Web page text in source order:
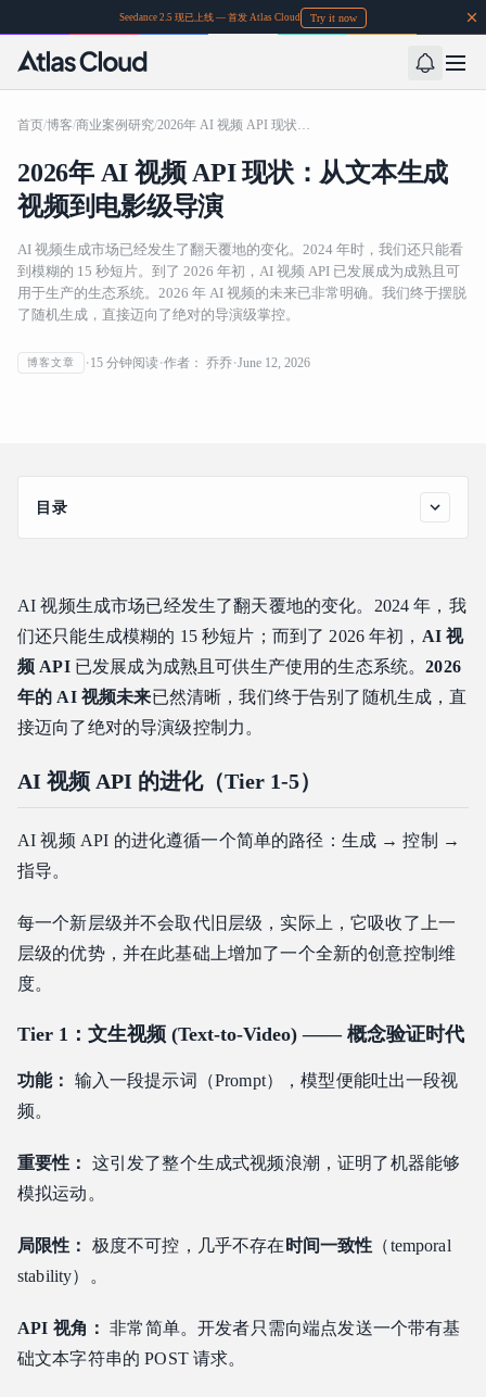
Seedance 2.5 现已上线 — 首发 Atlas Cloud Try it now
首页/博客/商业案例研究/ 2026年 AI 视频 API 现状：从文本生成视频到电影级导演
2026年 AI 视频 API 现状：从文本生成
视频到电影级导演
AI 视频生成市场已经发生了翻天覆地的变化。2024 年时，我们还只能看
到模糊的 15 秒短片。到了 2026 年初，AI 视频 API 已发展成为成熟且可
用于生产的生态系统。2026 年 AI 视频的未来已非常明确。我们终于摆脱
了随机生成，直接迈向了绝对的导演级掌控。
博客文章 15 分钟阅读 作者： 乔乔 June 12, 2026
2026年 AI 视频 API 现状：从文本生成视频到电影级导演
目录
AI 视频 API 的进化（Tier 1-5）
Tier 2：图生视频 (Image-to-Video) —— 锚定现实
Tier 3：视频转视频 (Video-to-Video) —— 作为基础元素的转
化
Tier 4：受控生成 —— 将镜头交给开发者
Tier 5：电影导演 —— 2026 年的前沿
模型详细分析
多镜头序列与场景图 (Scene Graphs)
运动与时间控制
提示词语言正在演变为导演语言
营销与广告团队
游戏工作室与交互媒体
独立电影制片人与内容创作者
教育科技与培训平台
SaaS 开发者与平台构建者
开发者集成模式
异步优先架构
AI 视频生成市场已经发生了翻天覆地的变化。2024 年，我
们还只能生成模糊的 15 秒短片；而到了 2026 年初， AI 视
频 API已发展成为成熟且可供生产使用的生态系统。2026
年的 AI 视频未来已然清晰，我们终于告别了随机生成，直
接迈向了绝对的导演级控制力。
AI 视频 API 的进化（Tier 1-5）
AI 视频 API 的进化遵循一个简单的路径：生成 → 控制 →
指导。
每一个新层级并不会取代旧层级，实际上，它吸收了上一
层级的优势，并在此基础上增加了一个全新的创意控制维
度。
Tier 1：文生视频 (Text-to-Video) —— 概念验证时代
功能：
输入一段提示词（Prompt），模型便能吐出一段视
频。
重要性：
这引发了整个生成式视频浪潮，证明了机器能够
模拟运动。
局限性： 极度不可控，几乎不存在 时间一致性 （temporal
stability）。
API 视角： 非常简单。开发者只需向端点发送一个带有基
础文本字符串的 POST 请求。